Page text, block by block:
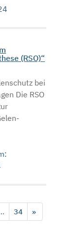
(RSO)“
bei
Die RSO
34 »